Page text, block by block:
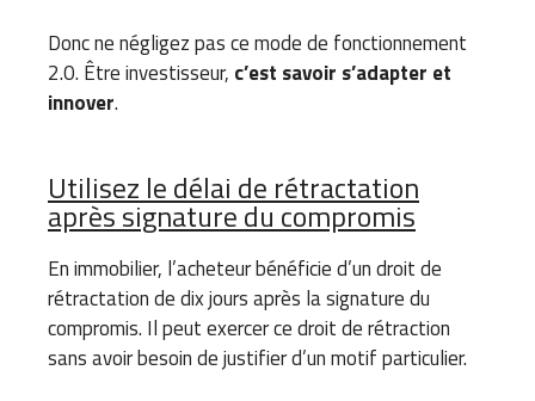
Donc ne négligez pas ce mode de fonctionnement
2.0. Être investisseur, c’est savoir s’adapter et
innover.
Utilisez le délai de rétractation
après signature du compromis
En immobilier, l’acheteur bénéficie d’un droit de
rétractation de dix jours après la signature du
compromis. Il peut exercer ce droit de rétraction
sans avoir besoin de justifier d’un motif particulier.